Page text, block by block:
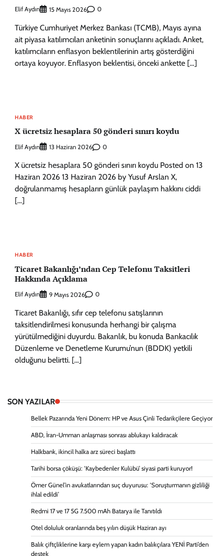
Elif Aydın 15 Mayıs 2026 0
Türkiye Cumhuriyet Merkez Bankası (TCMB), Mayıs ayına
ait piyasa katılımcıları anketinin sonuçlarını açıkladı. Anket,
katılımcıların enflasyon beklentilerinin artış gösterdiğini
ortaya koyuyor. Enflasyon beklentisi, önceki ankette […]
HABER
X ücretsiz hesaplara 50 gönderi sınırı koydu
Elif Aydın 13 Haziran 2026 0
X ücretsiz hesaplara 50 gönderi sınırı koydu Posted on 13
Haziran 2026 13 Haziran 2026 by Yusuf Arslan X,
doğrulanmamış hesapların günlük paylaşım hakkını ciddi
[…]
HABER
Ticaret Bakanlığı’ndan Cep Telefonu Taksitleri
Hakkında Açıklama
Elif Aydın 9 Mayıs 2026 0
Ticaret Bakanlığı, sıfır cep telefonu satışlarının
taksitlendirilmesi konusunda herhangi bir çalışma
yürütülmediğini duyurdu. Bakanlık, bu konuda Bankacılık
Düzenleme ve Denetleme Kurumu’nun (BDDK) yetkili
olduğunu belirtti. […]
SON YAZILAR
Bellek Pazarında Yeni Dönem: HP ve Asus Çinli Tedarikçilere Geçiyor
ABD, İran-Umman anlaşması sonrası ablukayı kaldıracak
Halkbank, ikincil halka arz süreci başlattı
Tarihi borsa çöküşü: ‘Kaybedenler Kulübü’ siyasi parti kuruyor!
Ömer Günel’in avukatlarından suç duyurusu: ‘Soruşturmanın gizliliği
ihlal edildi’
Redmi 17 ve 17 5G 7.500 mAh Batarya ile Tanıtıldı
Otel doluluk oranlarında beş yılın düşük Haziran ayı
Balık çiftçliklerine karşı eylem yapan kadın balıkçılara YENİ Parti’den
destek